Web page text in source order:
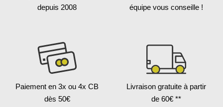
depuis 2008
équipe vous conseille !
Paiement en 3x ou 4x CB
dès 50€
Livraison gratuite à partir
de 60€ **